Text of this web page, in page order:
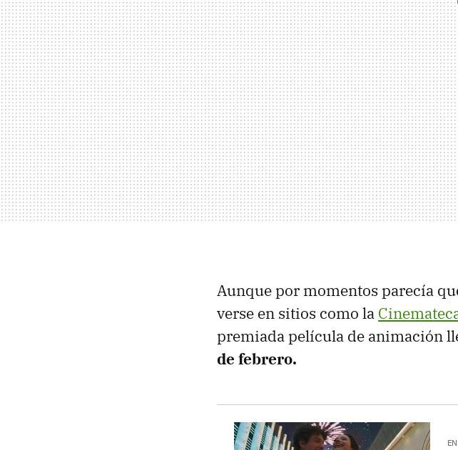
Aunque por momentos parecía
verse en sitios como la
premiada película de animación
de febrero.